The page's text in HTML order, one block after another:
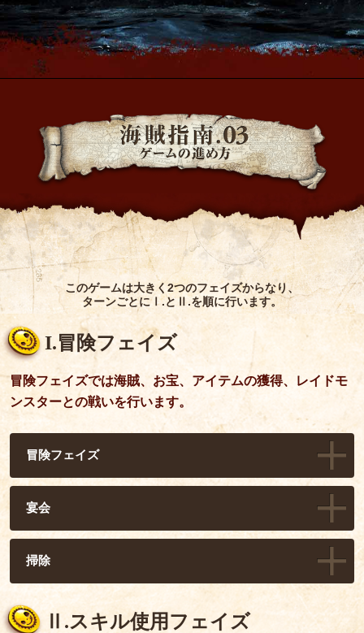
このゲームは大きく2つのフェイズからなり、
ターンごとにⅠ.とⅡ.を順に行います。
I.冒険フェイズ
冒険フェイズでは海賊、お宝、アイテムの獲得、レイドモ
ンスターとの戦いを行います。
冒険フェイズ
宴会
掃除
Ⅱ.スキル使用フェイズ